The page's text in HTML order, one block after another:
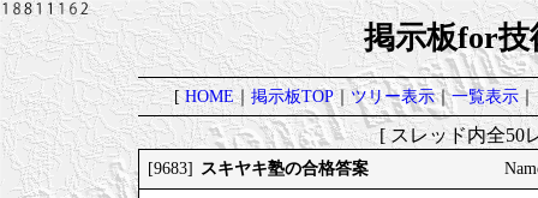
掲示板for技
[HOME｜掲示板TOP｜ツリー表示｜一覧表示｜
[ スレッド内全
[9683] スキヤキ塾の合格答案